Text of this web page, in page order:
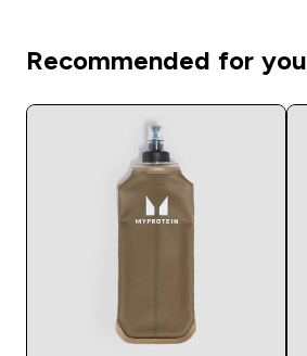
Recommended for you